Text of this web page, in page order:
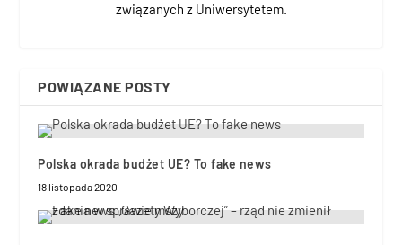
związanych z Uniwersytetem.
POWIĄZANE POSTY
Polska okrada budżet UE? To fake news
18 listopada 2020